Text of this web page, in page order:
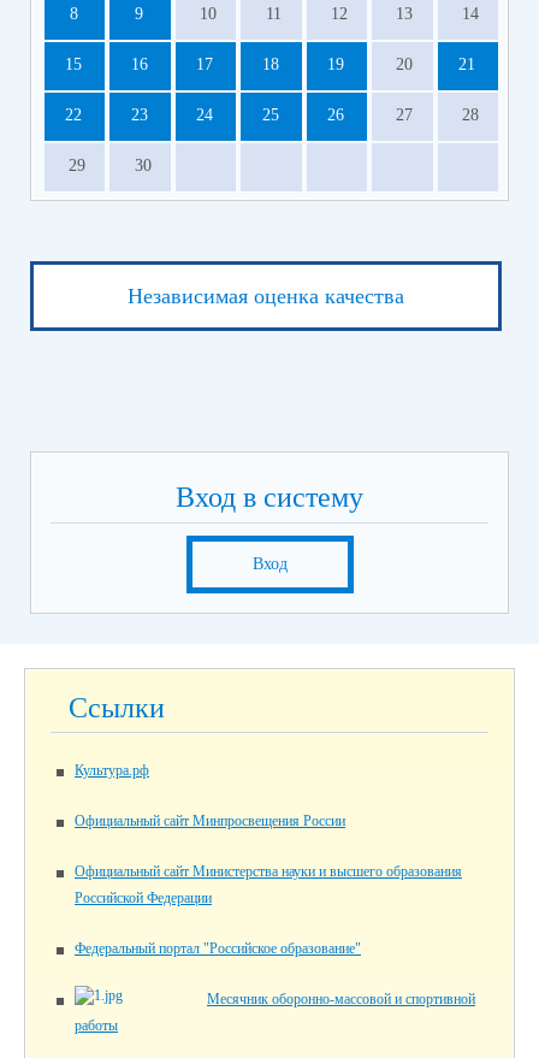
8 9 10 11 12 13 14
15 16 17 18 19 20 21
22 23 24 25 26 27 28
29 30
Независимая оценка качества
Вход в систему
Вход
Ссылки
Культура.рф
Официальный сайт Минпросвещения России
Официальный сайт Министерства науки и высшего образования
Российской Федерации
Федеральный портал "Российское образование"
Месячник оборонно-массовой и спортивной
работы